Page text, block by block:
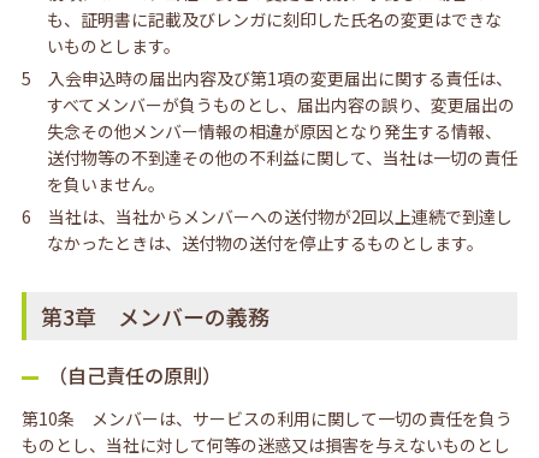
も、証明書に記載及びレンガに刻印した氏名の変更はできな
いものとします。
5 入会申込時の届出内容及び第1項の変更届出に関する責任は、
すべてメンバーが負うものとし、届出内容の誤り、変更届出の
失念その他メンバー情報の相違が原因となり発生する情報、
送付物等の不到達その他の不利益に関して、当社は一切の責任
を負いません。
6 当社は、当社からメンバーへの送付物が2回以上連続で到達し
なかったときは、送付物の送付を停止するものとします。
第3章 メンバーの義務
（自己責任の原則）
第10条 メンバーは、サービスの利用に関して一切の責任を負う
ものとし、当社に対して何等の迷惑又は損害を与えないものとし